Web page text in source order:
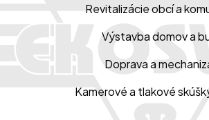
Revitalizácie obcí a
Výstavba domov a
Doprava a
Kamerové a tlakové